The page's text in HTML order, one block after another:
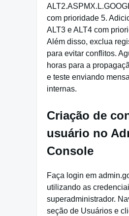
com prioridade 5.
ALT3 e ALT4 com
Além disso, exclua
para evitar conflitos.
horas para a
e teste enviando
internas.
Criação de
usuário no
Console
Faça login em
utilizando as
superadministrador.
seção de Usuários e